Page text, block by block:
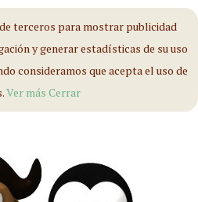
terceros para mostrar publicidad
y generar estadísticas de su uso
consideramos que acepta el uso de
Ver más Cerrar